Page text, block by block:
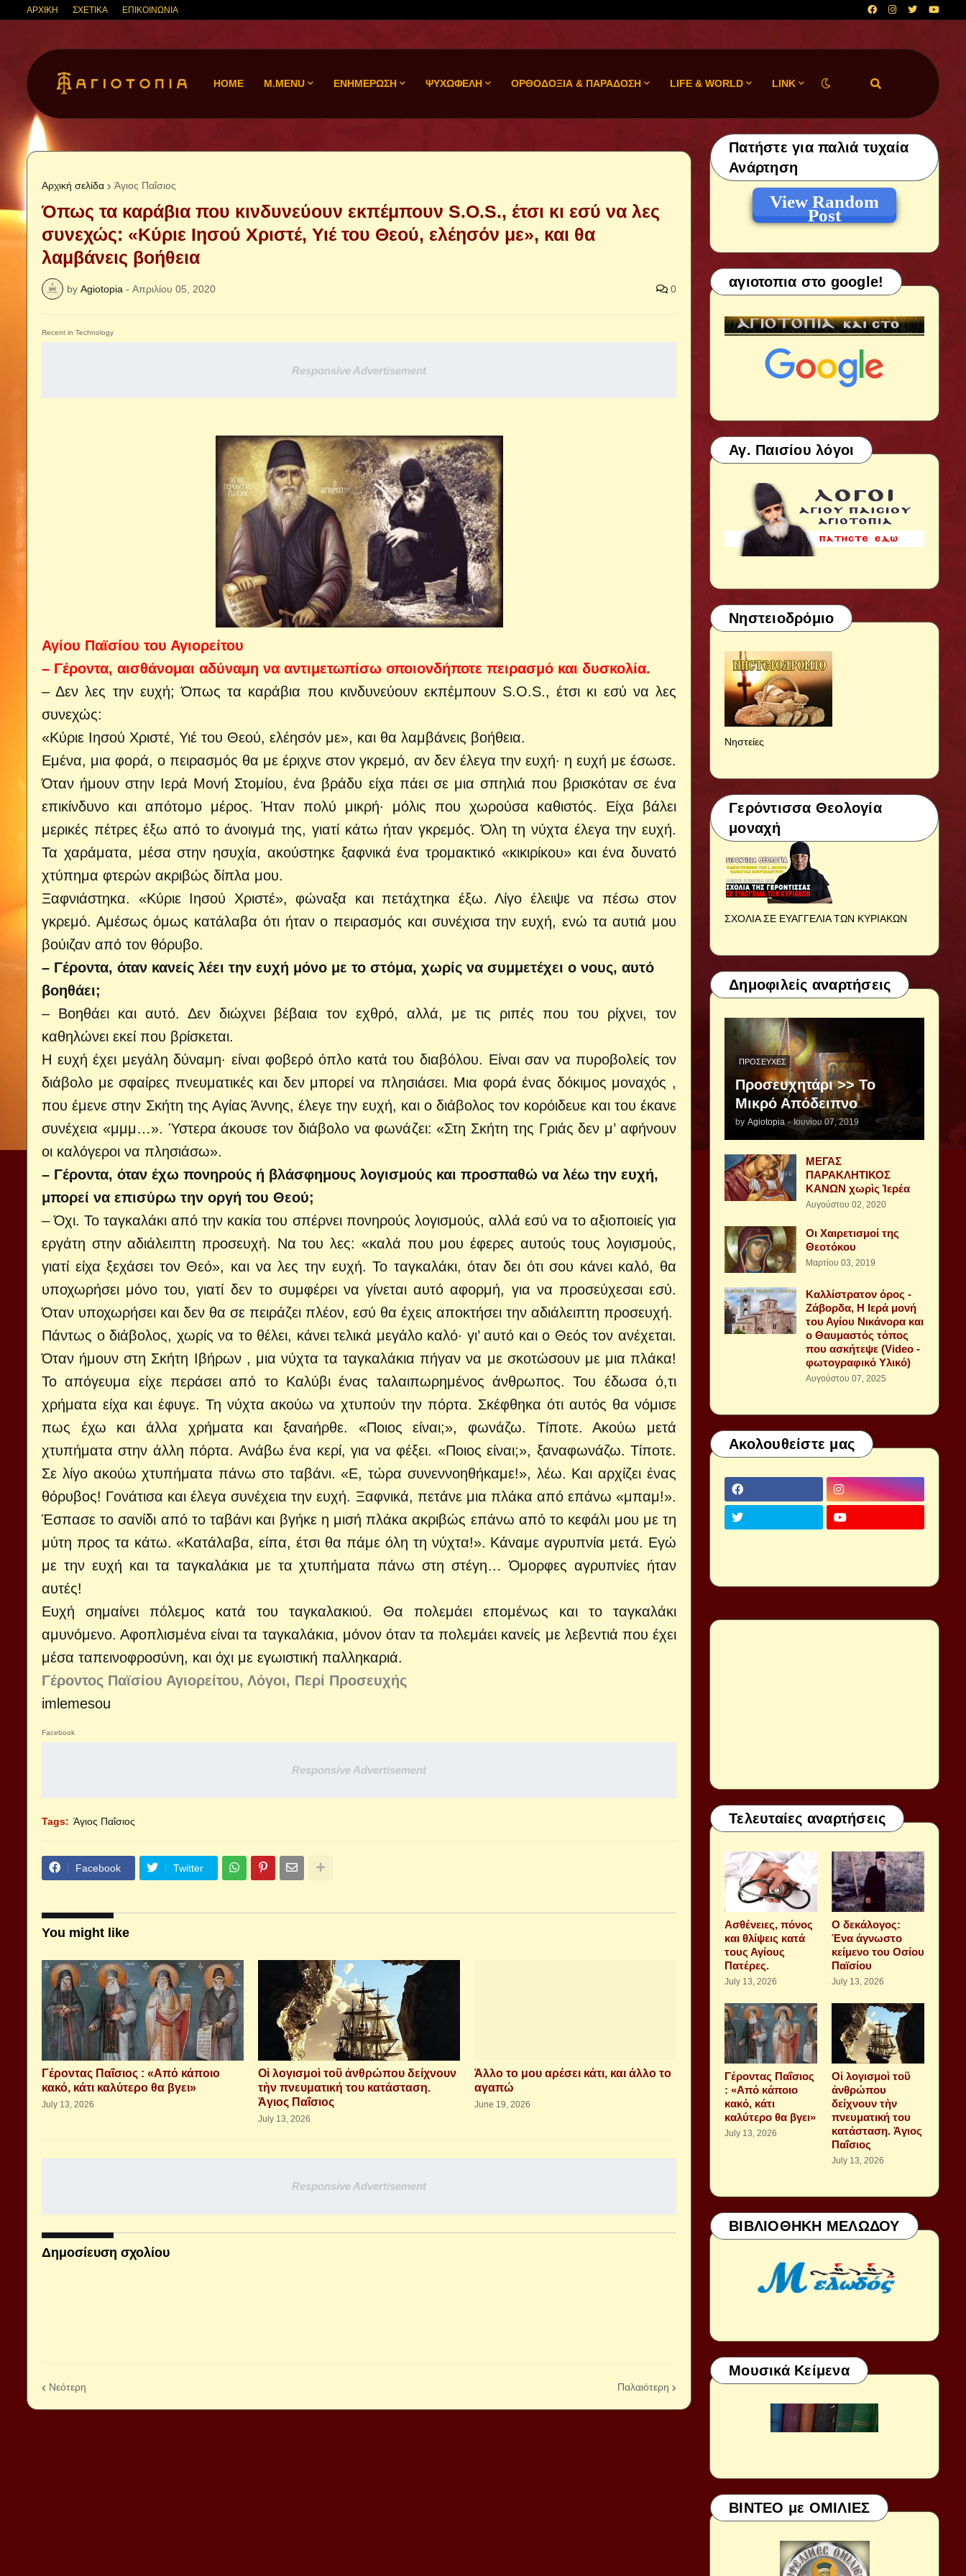
ΑΡΧΙΚΗ ΣΧΕΤΙΚΑ ΕΠΙΚΟΙΝΩΝΙΑ
HOME M.MENU ΕΝΗΜΕΡΩΣΗ ΨΥΧΩΦΕΛΗ ΟΡΘΟΔΟΞΙΑ & ΠΑΡΑΔΟΣΗ LIFE & WORLD LINK
Αρχική σελίδα Άγιος Παΐσιος
Όπως τα καράβια που κινδυνεύουν εκπέμπουν S.Ο.S., έτσι κι εσύ να λες
συνεχώς: «Κύριε Ιησού Χριστέ, Υιέ του Θεού, ελέησόν με», και θα
λαμβάνεις βοήθεια
by Agiotopia - Απριλίου 05, 2020 0
Recent in Technology
Responsive Advertisement
Αγίου Παϊσίου του Αγιορείτου
– Γέροντα, αισθάνομαι αδύναμη να αντιμετωπίσω οποιονδήποτε πειρασμό και δυσκολία.
– Δεν λες την ευχή; Όπως τα καράβια που κινδυνεύουν εκπέμπουν S.Ο.S., έτσι κι εσύ να λες
συνεχώς:
«Κύριε Ιησού Χριστέ, Υιέ του Θεού, ελέησόν με», και θα λαμβάνεις βοήθεια.
Εμένα, μια φορά, ο πειρασμός θα με έριχνε στον γκρεμό, αν δεν έλεγα την ευχή· η ευχή με έσωσε.
Όταν ήμουν στην Ιερά Μονή Στομίου, ένα βράδυ είχα πάει σε μια σπηλιά που βρισκόταν σε ένα
επικίνδυνο και απότομο μέρος. Ήταν πολύ μικρή· μόλις που χωρούσα καθιστός. Είχα βάλει
μερικές πέτρες έξω από το άνοιγμά της, γιατί κάτω ήταν γκρεμός. Όλη τη νύχτα έλεγα την ευχή.
Τα χαράματα, μέσα στην ησυχία, ακούστηκε ξαφνικά ένα τρομακτικό «κικιρίκου» και ένα δυνατό
χτύπημα φτερών ακριβώς δίπλα μου.
Ξαφνιάστηκα. «Κύριε Ιησού Χριστέ», φώναξα και πετάχτηκα έξω. Λίγο έλειψε να πέσω στον
γκρεμό. Αμέσως όμως κατάλαβα ότι ήταν ο πειρασμός και συνέχισα την ευχή, ενώ τα αυτιά μου
βούιζαν από τον θόρυβο.
– Γέροντα, όταν κανείς λέει την ευχή μόνο με το στόμα, χωρίς να συμμετέχει ο νους, αυτό
βοηθάει;
– Βοηθάει και αυτό. Δεν διώχνει βέβαια τον εχθρό, αλλά, με τις ριπές που του ρίχνει, τον
καθηλώνει εκεί που βρίσκεται.
Η ευχή έχει μεγάλη δύναμη· είναι φοβερό όπλο κατά του διαβόλου. Είναι σαν να πυροβολείς τον
διάβολο με σφαίρες πνευματικές και δεν μπορεί να πλησιάσει. Μια φορά ένας δόκιμος μοναχός ,
που έμενε στην Σκήτη της Αγίας Άννης, έλεγε την ευχή, και ο διάβολος τον κορόιδευε και του έκανε
συνέχεια «μμμ…». Ύστερα άκουσε τον διάβολο να φωνάζει: «Στη Σκήτη της Γριάς δεν μ’ αφήνουν
οι καλόγεροι να πλησιάσω».
– Γέροντα, όταν έχω πονηρούς ή βλάσφημους λογισμούς και προσπαθώ να λέω την ευχή,
μπορεί να επισύρω την οργή του Θεού;
– Όχι. Το ταγκαλάκι από την κακία του σπέρνει πονηρούς λογισμούς, αλλά εσύ να το αξιοποιείς για
εργάτη στην αδιάλειπτη προσευχή. Να του λες: «καλά που μου έφερες αυτούς τους λογισμούς,
γιατί είχα ξεχάσει τον Θεό», και να λες την ευχή. Το ταγκαλάκι, όταν δει ότι σου κάνει καλό, θα
υποχωρήσει μόνο του, γιατί δεν το συμφέρει να γίνεται αυτό αφορμή, για να προσεύχεσαι εσύ.
Όταν υποχωρήσει και δεν θα σε πειράζει πλέον, εσύ θα έχεις αποκτήσει την αδιάλειπτη προσευχή.
Πάντως ο διάβολος, χωρίς να το θέλει, κάνει τελικά μεγάλο καλό· γι’ αυτό και ο Θεός τον ανέχεται.
Όταν ήμουν στη Σκήτη Ιβήρων , μια νύχτα τα ταγκαλάκια πήγαν να με σκοτώσουν με μια πλάκα!
Το απόγευμα είχε περάσει από το Καλύβι ένας ταλαιπωρημένος άνθρωπος. Του έδωσα ό,τι
χρήματα είχα και έφυγε. Τη νύχτα ακούω να χτυπούν την πόρτα. Σκέφθηκα ότι αυτός θα νόμισε
πως έχω και άλλα χρήματα και ξαναήρθε. «Ποιος είναι;», φωνάζω. Τίποτε. Ακούω μετά
χτυπήματα στην άλλη πόρτα. Ανάβω ένα κερί, για να φέξει. «Ποιος είναι;», ξαναφωνάζω. Τίποτε.
Σε λίγο ακούω χτυπήματα πάνω στο ταβάνι. «Ε, τώρα συνεννοηθήκαμε!», λέω. Και αρχίζει ένας
θόρυβος! Γονάτισα και έλεγα συνέχεια την ευχή. Ξαφνικά, πετάνε μια πλάκα από επάνω «μπαμ!».
Έσπασε το σανίδι από το ταβάνι και βγήκε η μισή πλάκα ακριβώς επάνω από το κεφάλι μου με τη
μύτη προς τα κάτω. «Κατάλαβα, είπα, έτσι θα πάμε όλη τη νύχτα!». Κάναμε αγρυπνία μετά. Εγώ
με την ευχή και τα ταγκαλάκια με τα χτυπήματα πάνω στη στέγη… Όμορφες αγρυπνίες ήταν
αυτές!
Ευχή σημαίνει πόλεμος κατά του ταγκαλακιού. Θα πολεμάει επομένως και το ταγκαλάκι
αμυνόμενο. Αφοπλισμένα είναι τα ταγκαλάκια, μόνον όταν τα πολεμάει κανείς με λεβεντιά που έχει
μέσα ταπεινοφροσύνη, και όχι με εγωιστική παλληκαριά.
Γέροντος Παϊσίου Αγιορείτου, Λόγοι, Περί Προσευχής
imlemesou
Facebook
Responsive Advertisement
Tags: Άγιος Παΐσιος
Facebook Twitter
You might like
Γέροντας Παΐσιος : «Από κάποιο
κακό, κάτι καλύτερο θα βγει»
July 13, 2026
Οἱ λογισμοὶ τοῦ ἀνθρώπου δείχνουν
τὴν πνευματική του κατάσταση.
Ἁγιος Παΐσιος
July 13, 2026
Άλλο το μου αρέσει κάτι, και άλλο το
αγαπώ
June 19, 2026
Responsive Advertisement
Δημοσίευση σχολίου
Νεότερη Παλαιότερη
Πατήστε για παλιά τυχαία
Ανάρτηση
View Random
Post
αγιοτοπια στο google!
Αγ. Παισίου λόγοι
Νηστειοδρόμιο
Νηστείες
Γερόντισσα Θεολογία
μοναχή
ΣΧΟΛΙΑ ΣΕ ΕΥΑΓΓΕΛΙΑ ΤΩΝ ΚΥΡΙΑΚΩΝ
Δημοφιλείς αναρτήσεις
ΠΡΟΣΕΥΧΈΣ
Προσευχητάρι >> Το
Μικρό Απόδειπνο
by Agiotopia - Ιουνίου 07, 2019
ΜΕΓΑΣ
ΠΑΡΑΚΛΗΤΙΚΟΣ
ΚΑΝΩΝ χωρὶς Ἱερέα
Αυγούστου 02, 2020
Οι Χαιρετισμοί της
Θεοτόκου
Μαρτίου 03, 2019
Καλλίστρατον όρος -
Ζάβορδα, Η Ιερά μονή
του Αγίου Νικάνορα και
ο Θαυμαστός τόπος
που ασκήτεψε (Video -
φωτογραφικό Υλικό)
Αυγούστου 07, 2025
Ακολουθείστε μας
Τελευταίες αναρτήσεις
Aσθένειες, πόνος
και θλίψεις κατά
τους Αγίους
Πατέρες.
July 13, 2026
Ο δεκάλογος:
Ένα άγνωστο
κείμενο του Οσίου
Παϊσίου
July 13, 2026
Γέροντας Παΐσιος
: «Από κάποιο
κακό, κάτι
καλύτερο θα βγει»
July 13, 2026
Οἱ λογισμοὶ τοῦ
ἀνθρώπου
δείχνουν τὴν
πνευματική του
κατάσταση. Ἁγιος
Παΐσιος
July 13, 2026
ΒΙΒΛΙΟΘΗΚΗ ΜΕΛΩΔΟΥ
Μουσικά Κείμενα
ΒΙΝΤΕΟ με ΟΜΙΛΙΕΣ